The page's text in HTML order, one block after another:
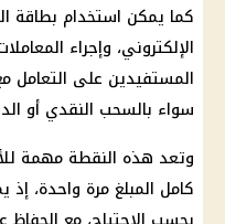
كما يمكن استخدام بطاقة
الإلكتروني، وإجراء
المستفيدين على التعامل
سواء بالسحب النقدي أو
وتعد هذه النقطة مهمة
كامل المبلغ مرة واحدة، إذ